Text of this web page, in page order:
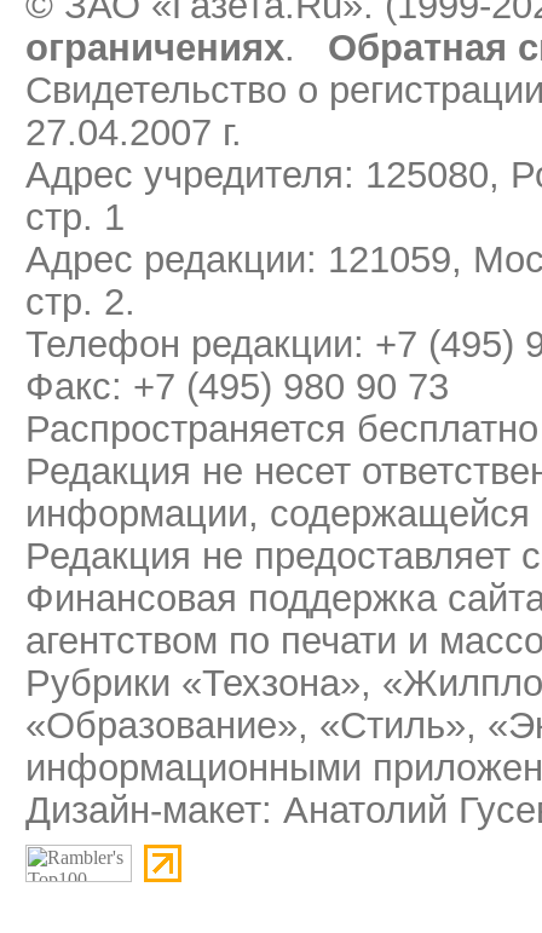
ограничениях.
Обратная
Свидетельство о
27.04.2007 г.
Адрес учредителя: 125080,
стр. 1
Адрес редакции: 121059,
стр. 2.
Телефон редакции: +7 (495)
Факс: +7 (495) 980 90 73
Распространяется бесплатно
Редакция не несет
информации, содержащейся
Редакция не предоставляет
Финансовая поддержка
агентством по печати и
Рубрики «Техзона»,
«Образование», «Стиль»,
информационными
Дизайн-макет: Анатолий